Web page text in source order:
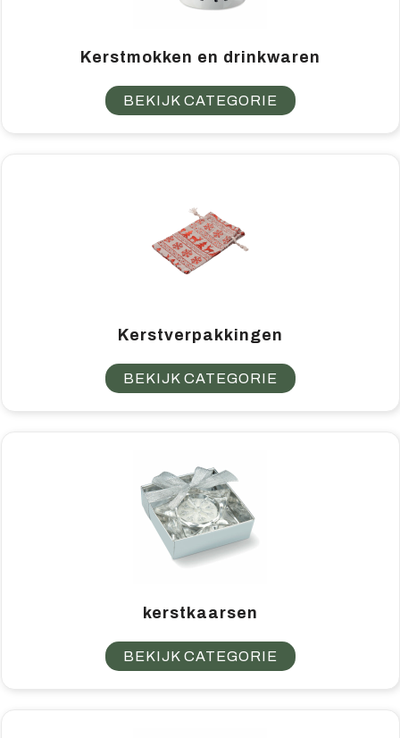
Kerstmokken en drinkwaren
BEKIJK CATEGORIE
Kerstverpakkingen
BEKIJK CATEGORIE
kerstkaarsen
BEKIJK CATEGORIE